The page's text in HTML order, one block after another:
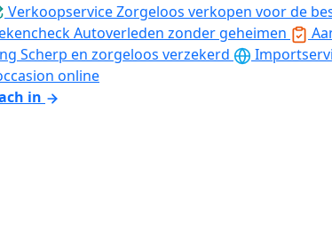
VerkoopserviceZorgeloos verkopen voor de
Autoverleden zonder geheimen
Scherp en zorgeloos verzekerd
online
in